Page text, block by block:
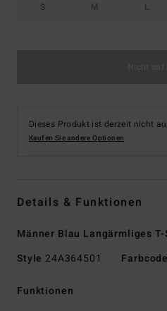
S M L
Dieses Produkt ist derzeit nicht
Kaufen Sie andere Optionen
Details & Funktionen
Männer Blau Langärmliges
Style 24A364501 Farbcode
Funktionen